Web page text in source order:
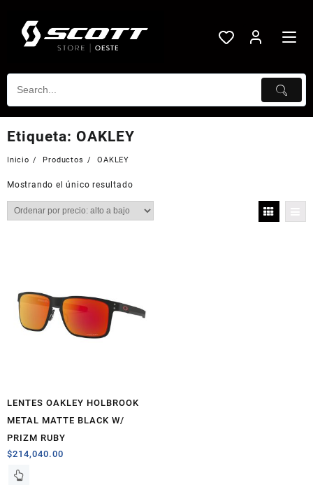
contenido
Etiqueta: OAKLEY
Inicio Productos OAKLEY
Mostrando el único resultado
LENTES OAKLEY HOLBROOK
METAL MATTE BLACK W/
PRIZM RUBY
$214,040.00